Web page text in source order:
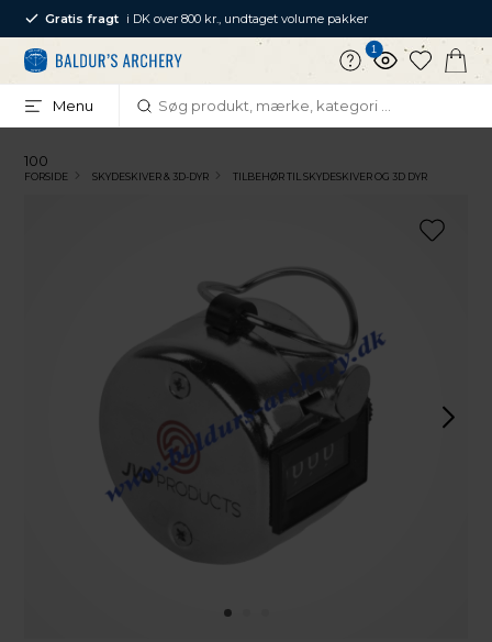
Gratis fragt i DK over 800 kr., undtaget volume pakker
1
Menu
100
FORSIDE SKYDESKIVER & 3D-DYR TILBEHØR TIL SKYDESKIVER OG 3D DYR